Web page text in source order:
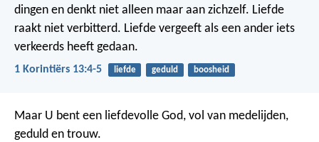
dingen en denkt niet alleen maar aan zichzelf. Liefde
raakt niet verbitterd. Liefde vergeeft als een ander iets
verkeerds heeft gedaan.
1 Korintiërs 13:4-5 liefde geduld boosheid
Maar U bent een liefdevolle God, vol van medelijden,
geduld en trouw.